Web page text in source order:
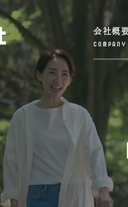
会社概
COMPANY